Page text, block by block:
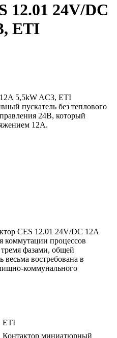
12.01 24V/DC
ETI
5,5kW AC3, ETI
пускатель без теплового
24В, который
12А.
CES 12.01 24V/DC 12A
коммутации процессов
фазами, общей
востребована в
коммунального
ETI
Контактор миниатюрный